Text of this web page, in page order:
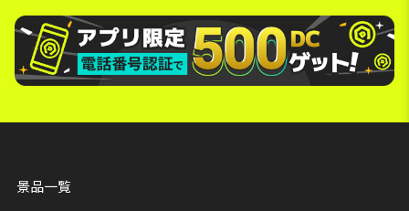
景品一覧